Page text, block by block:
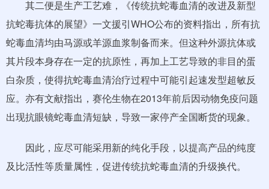
其二便是生产工艺难，《传统抗蛇毒血清的改进及新型
抗蛇毒抗体的展望》一文援引WHO公布的资料指出，所有抗
蛇毒血清均由马源或羊源血浆制备而来。但这种外源抗体或
其片段本身存在一定的抗原性，再加上工艺导致的非目的蛋
白杂质，使得抗蛇毒血清治疗过程中可能引起速发型超敏反
应。亦有文献指出，赛伦生物在2013年前后因动物免疫问题
出现抗眼镜蛇毒血清短缺，导致一家停产全国断货的现象。
因此，应尽可能采用新的纯化手段，以提高产品的纯度
及比活性等质量属性，促进传统抗蛇毒血清的升级换代。